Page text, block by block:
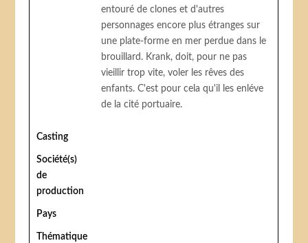
entouré de clones et d'autres
personnages encore plus étranges sur
une plate-forme en mer perdue dans le
brouillard. Krank, doit, pour ne pas
vieillir trop vite, voler les rêves des
enfants. C'est pour cela qu'il les enléve
de la cité portuaire.
Casting
Société(s)
de
production
Pays
Thématique